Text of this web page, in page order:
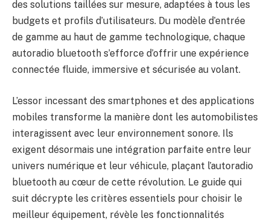
des solutions taillées sur mesure, adaptées à tous les
budgets et profils d’utilisateurs. Du modèle d’entrée
de gamme au haut de gamme technologique, chaque
autoradio bluetooth s’efforce d’offrir une expérience
connectée fluide, immersive et sécurisée au volant.
L’essor incessant des smartphones et des applications
mobiles transforme la manière dont les automobilistes
interagissent avec leur environnement sonore. Ils
exigent désormais une intégration parfaite entre leur
univers numérique et leur véhicule, plaçant l’autoradio
bluetooth au cœur de cette révolution. Le guide qui
suit décrypte les critères essentiels pour choisir le
meilleur équipement, révèle les fonctionnalités